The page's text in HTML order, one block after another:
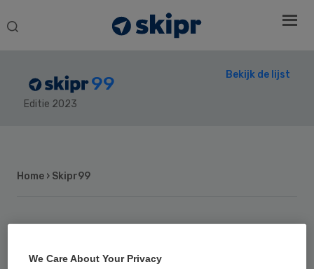
Search
99
Editie 2023
Bekijk de lijst
Home › Skipr99
Sidebar
We Care About Your Privacy